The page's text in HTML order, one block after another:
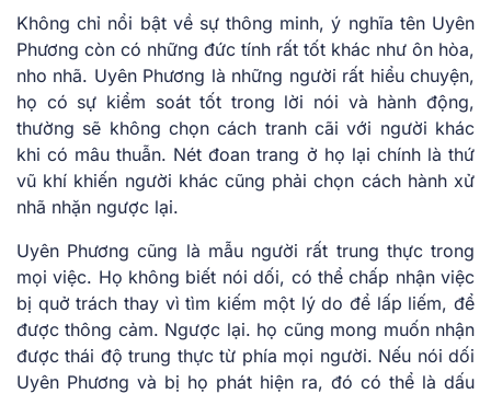
Không chỉ nổi bật về sự thông minh, ý nghĩa tên Uyên
Phương còn có những đức tính rất tốt khác như ôn hòa,
nho nhã. Uyên Phương là những người rất hiểu chuyện,
họ có sự kiểm soát tốt trong lời nói và hành động,
thường sẽ không chọn cách tranh cãi với người khác
khi có mâu thuẫn. Nét đoan trang ở họ lại chính là thứ
vũ khí khiến người khác cũng phải chọn cách hành xử
nhã nhặn ngược lại.
Uyên Phương cũng là mẫu người rất trung thực trong
mọi việc. Họ không biết nói dối, có thể chấp nhận việc
bị quở trách thay vì tìm kiếm một lý do để lấp liếm, để
được thông cảm. Ngược lại. họ cũng mong muốn nhận
được thái độ trung thực từ phía mọi người. Nếu nói dối
Uyên Phương và bị họ phát hiện ra, đó có thể là dấu